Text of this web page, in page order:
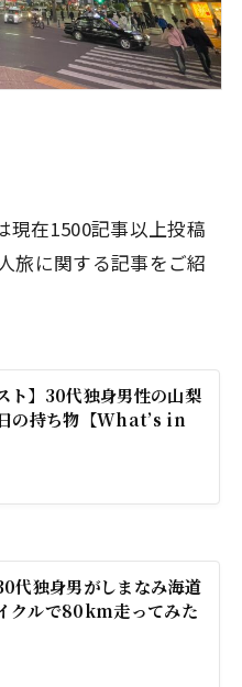
現在1500記事以上投稿
旅に関する記事をご紹
ト】30代独身男性の山梨
の持ち物【What’s in
代独身男がしまなみ海道
クルで80km走ってみた